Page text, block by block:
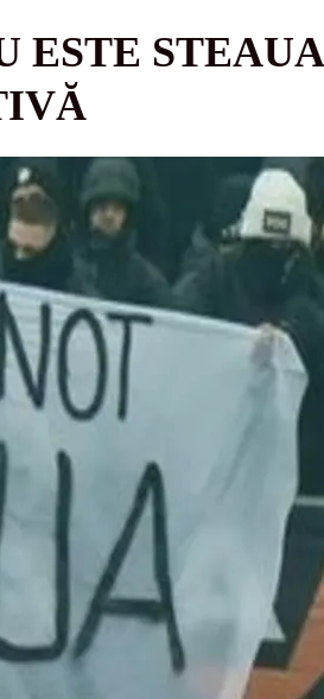
ESTE STEAUA